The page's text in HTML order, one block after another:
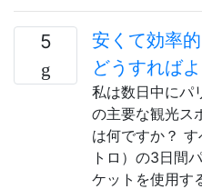
5
安くて効率
どうすれば
私は数日中にパ
の主要な観光ス
は何ですか？
トロ）の3日間
ケットを使用す